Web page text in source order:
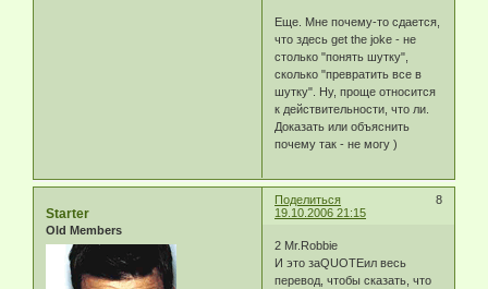
Еще. Мне почему-то сдается,
что здесь get the joke - не
столько "понять шутку",
сколько "превратить все в
шутку". Ну, проще относится
к действительности, что ли.
Доказать или объяснить
почему так - не могу )
Поделиться
8
19.10.2006 21:15
Starter
Old Members
2 Mr.Robbie
И это заQUOTEил весь
перевод, чтобы сказать, что